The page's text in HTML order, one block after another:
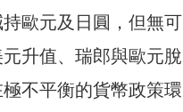
歐元及日圓，但無可
升值、瑞郎與歐元脫
不平衡的貨幣政策環